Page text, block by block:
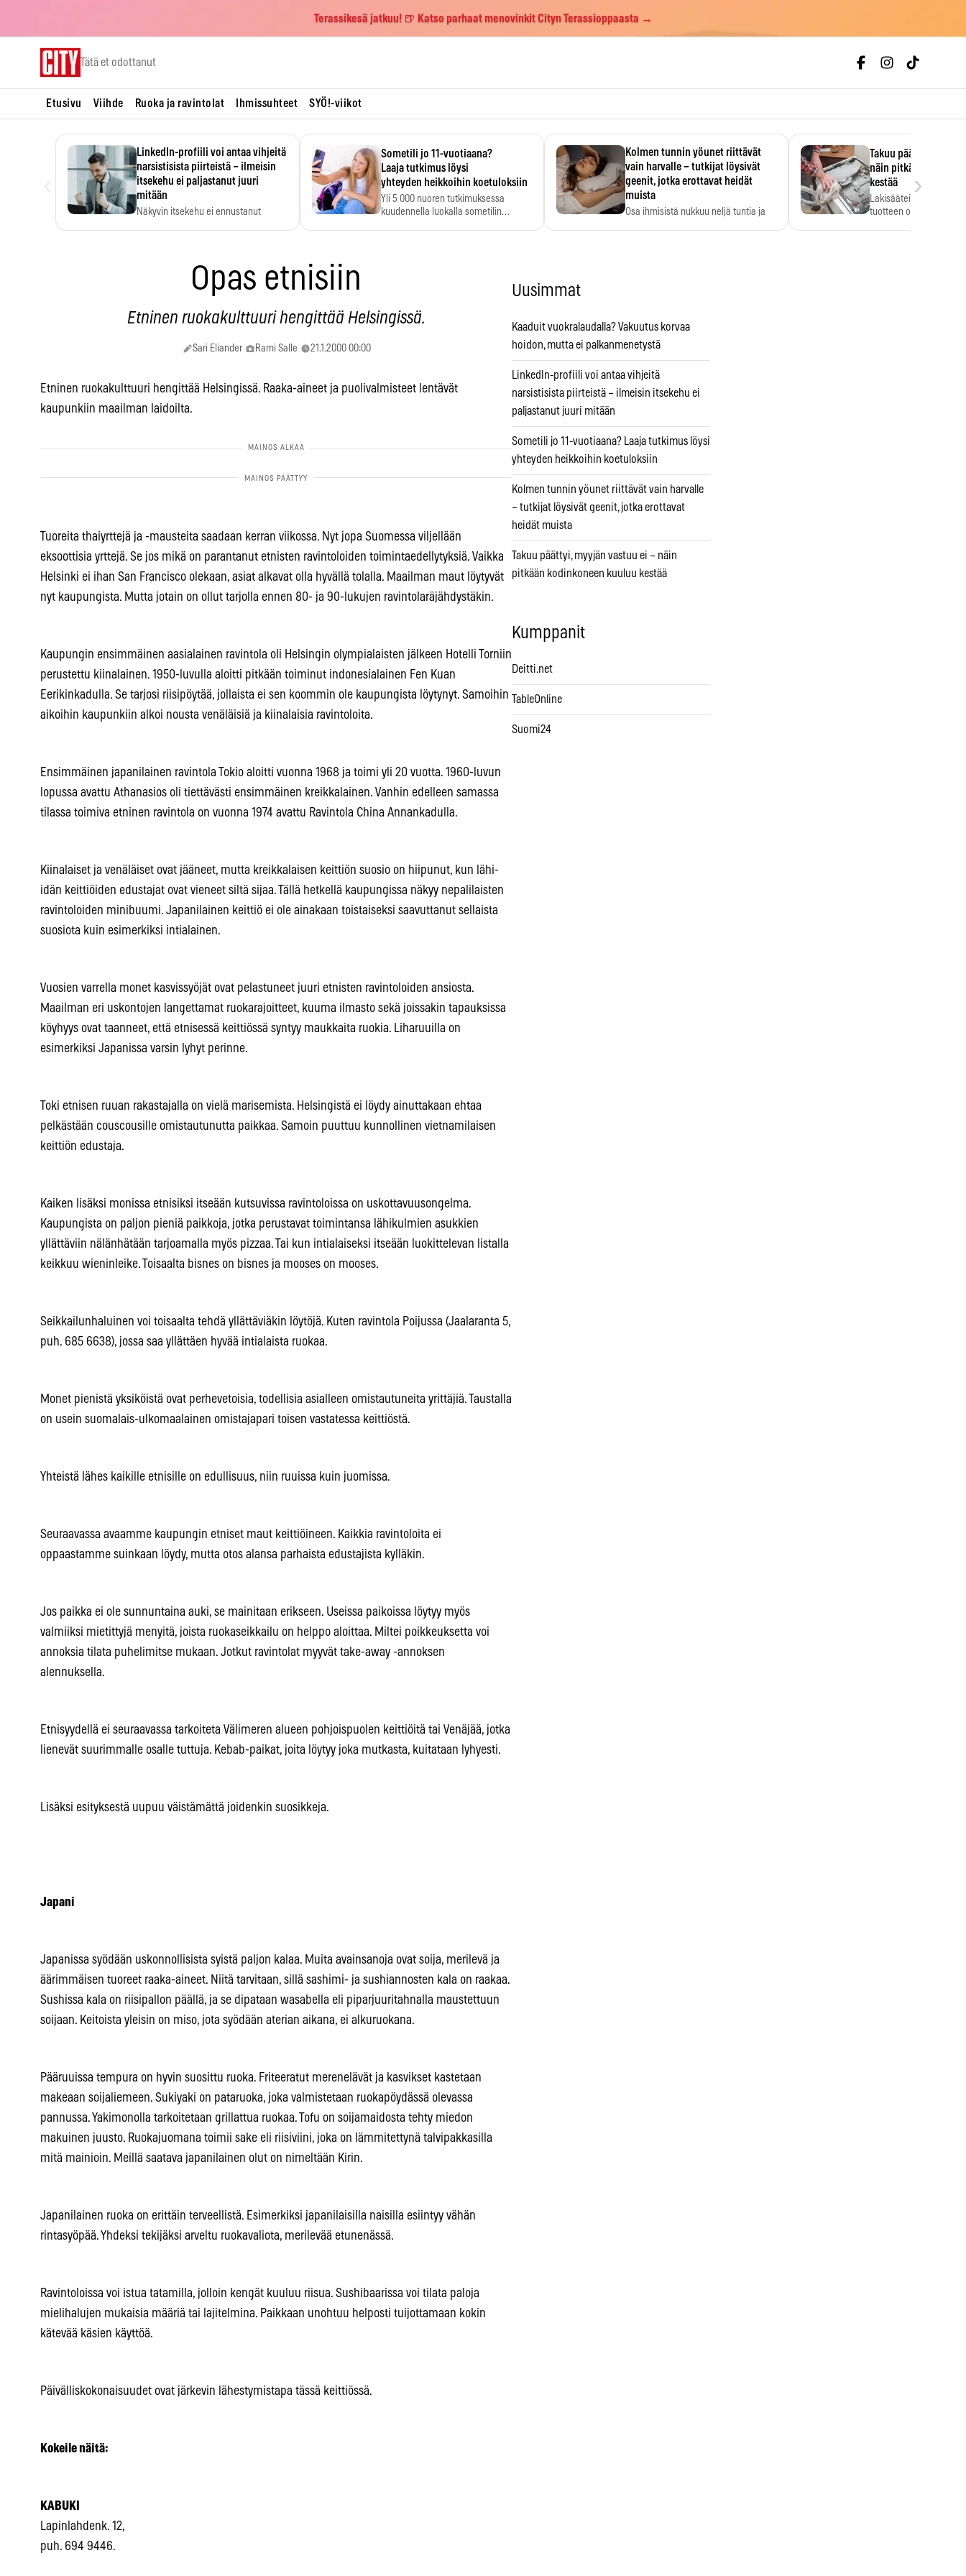
Terassikesä jatkuu! 🍺 Katso parhaat menovinkit Cityn Terassioppaasta →
Tätä et odottanut
Etusivu Viihde Ruoka ja ravintolat Ihmissuhteet SYÖ!-viikot
LinkedIn-profiili voi antaa vihjeitä
narsistisista piirteistä – ilmeisin
itsekehu ei paljastanut juuri
mitään
Näkyvin itsekehu ei ennustanut
Sometili jo 11-vuotiaana?
Laaja tutkimus löysi
yhteyden heikkoihin koetuloksiin
Yli 5 000 nuoren tutkimuksessa
kuudennella luokalla sometilin…
Kolmen tunnin yöunet riittävät
vain harvalle – tutkijat löysivät
geenit, jotka erottavat heidät
muista
Osa ihmisistä nukkuu neljä tuntia ja
Takuu päättyi,
näin pitkään
kestää
Lakisääteinen
tuotteen oletetun
›
Opas etnisiin
Etninen ruokakulttuuri hengittää Helsingissä.
Sari Eliander Rami Salle 21.1.2000 00:00
Etninen ruokakulttuuri hengittää Helsingissä. Raaka-aineet ja puolivalmisteet lentävät
kaupunkiin maailman laidoilta.
Tuoreita thaiyrttejä ja -mausteita saadaan kerran viikossa. Nyt jopa Suomessa viljellään
eksoottisia yrttejä. Se jos mikä on parantanut etnisten ravintoloiden toimintaedellytyksiä. Vaikka
Helsinki ei ihan San Francisco olekaan, asiat alkavat olla hyvällä tolalla. Maailman maut löytyvät
nyt kaupungista. Mutta jotain on ollut tarjolla ennen 80- ja 90-lukujen ravintolaräjähdystäkin.
Kaupungin ensimmäinen aasialainen ravintola oli Helsingin olympialaisten jälkeen Hotelli Torniin
perustettu kiinalainen. 1950-luvulla aloitti pitkään toiminut indonesialainen Fen Kuan
Eerikinkadulla. Se tarjosi riisipöytää, jollaista ei sen koommin ole kaupungista löytynyt. Samoihin
aikoihin kaupunkiin alkoi nousta venäläisiä ja kiinalaisia ravintoloita.
Ensimmäinen japanilainen ravintola Tokio aloitti vuonna 1968 ja toimi yli 20 vuotta. 1960-luvun
lopussa avattu Athanasios oli tiettävästi ensimmäinen kreikkalainen. Vanhin edelleen samassa
tilassa toimiva etninen ravintola on vuonna 1974 avattu Ravintola China Annankadulla.
Kiinalaiset ja venäläiset ovat jääneet, mutta kreikkalaisen keittiön suosio on hiipunut, kun lähi-
idän keittiöiden edustajat ovat vieneet siltä sijaa. Tällä hetkellä kaupungissa näkyy nepalilaisten
ravintoloiden minibuumi. Japanilainen keittiö ei ole ainakaan toistaiseksi saavuttanut sellaista
suosiota kuin esimerkiksi intialainen.
Vuosien varrella monet kasvissyöjät ovat pelastuneet juuri etnisten ravintoloiden ansiosta.
Maailman eri uskontojen langettamat ruokarajoitteet, kuuma ilmasto sekä joissakin tapauksissa
köyhyys ovat taanneet, että etnisessä keittiössä syntyy maukkaita ruokia. Liharuuilla on
esimerkiksi Japanissa varsin lyhyt perinne.
Toki etnisen ruuan rakastajalla on vielä marisemista. Helsingistä ei löydy ainuttakaan ehtaa
pelkästään couscousille omistautunutta paikkaa. Samoin puuttuu kunnollinen vietnamilaisen
keittiön edustaja.
Kaiken lisäksi monissa etnisiksi itseään kutsuvissa ravintoloissa on uskottavuusongelma.
Kaupungista on paljon pieniä paikkoja, jotka perustavat toimintansa lähikulmien asukkien
yllättäviin nälänhätään tarjoamalla myös pizzaa. Tai kun intialaiseksi itseään luokittelevan listalla
keikkuu wieninleike. Toisaalta bisnes on bisnes ja mooses on mooses.
Seikkailunhaluinen voi toisaalta tehdä yllättäviäkin löytöjä. Kuten ravintola Poijussa (Jaalaranta 5,
puh. 685 6638), jossa saa yllättäen hyvää intialaista ruokaa.
Monet pienistä yksiköistä ovat perhevetoisia, todellisia asialleen omistautuneita yrittäjiä. Taustalla
on usein suomalais-ulkomaalainen omistajapari toisen vastatessa keittiöstä.
Yhteistä lähes kaikille etnisille on edullisuus, niin ruuissa kuin juomissa.
Seuraavassa avaamme kaupungin etniset maut keittiöineen. Kaikkia ravintoloita ei
oppaastamme suinkaan löydy, mutta otos alansa parhaista edustajista kylläkin.
Jos paikka ei ole sunnuntaina auki, se mainitaan erikseen. Useissa paikoissa löytyy myös
valmiiksi mietittyjä menyitä, joista ruokaseikkailu on helppo aloittaa. Miltei poikkeuksetta voi
annoksia tilata puhelimitse mukaan. Jotkut ravintolat myyvät take-away -annoksen
alennuksella.
Etnisyydellä ei seuraavassa tarkoiteta Välimeren alueen pohjoispuolen keittiöitä tai Venäjää, jotka
lienevät suurimmalle osalle tuttuja. Kebab-paikat, joita löytyy joka mutkasta, kuitataan lyhyesti.
Lisäksi esityksestä uupuu väistämättä joidenkin suosikkeja.
Japani
Japanissa syödään uskonnollisista syistä paljon kalaa. Muita avainsanoja ovat soija, merilevä ja
äärimmäisen tuoreet raaka-aineet. Niitä tarvitaan, sillä sashimi- ja sushiannosten kala on raakaa.
Sushissa kala on riisipallon päällä, ja se dipataan wasabella eli piparjuuritahnalla maustettuun
soijaan. Keitoista yleisin on miso, jota syödään aterian aikana, ei alkuruokana.
Pääruuissa tempura on hyvin suosittu ruoka. Friteeratut merenelävät ja kasvikset kastetaan
makeaan soijaliemeen. Sukiyaki on pataruoka, joka valmistetaan ruokapöydässä olevassa
pannussa. Yakimonolla tarkoitetaan grillattua ruokaa. Tofu on soijamaidosta tehty miedon
makuinen juusto. Ruokajuomana toimii sake eli riisiviini, joka on lämmitettynä talvipakkasilla
mitä mainioin. Meillä saatava japanilainen olut on nimeltään Kirin.
Japanilainen ruoka on erittäin terveellistä. Esimerkiksi japanilaisilla naisilla esiintyy vähän
rintasyöpää. Yhdeksi tekijäksi arveltu ruokavaliota, merilevää etunenässä.
Ravintoloissa voi istua tatamilla, jolloin kengät kuuluu riisua. Sushibaarissa voi tilata paloja
mielihalujen mukaisia määriä tai lajitelmina. Paikkaan unohtuu helposti tuijottamaan kokin
kätevää käsien käyttöä.
Päivälliskokonaisuudet ovat järkevin lähestymistapa tässä keittiössä.
Kokeile näitä:
KABUKI
Lapinlahdenk. 12,
puh. 694 9446.
Uusimmat
Kaaduit vuokralaudalla? Vakuutus korvaa
hoidon, mutta ei palkanmenetystä
LinkedIn-profiili voi antaa vihjeitä
narsistisista piirteistä – ilmeisin itsekehu ei
paljastanut juuri mitään
Sometili jo 11-vuotiaana? Laaja tutkimus löysi
yhteyden heikkoihin koetuloksiin
Kolmen tunnin yöunet riittävät vain harvalle
– tutkijat löysivät geenit, jotka erottavat
heidät muista
Takuu päättyi, myyjän vastuu ei – näin
pitkään kodinkoneen kuuluu kestää
Kumppanit
Deitti.net
TableOnline
Suomi24